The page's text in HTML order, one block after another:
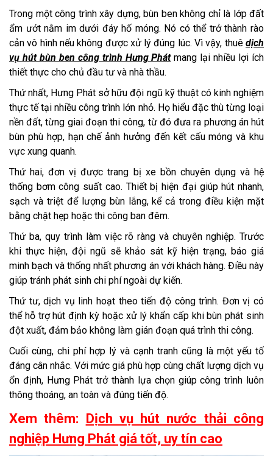
Trong một công trình xây dựng, bùn ben không chỉ là lớp đất
ẩm ướt nằm im dưới đáy hố móng. Nó có thể trở thành rào
cản vô hình nếu không được xử lý đúng lúc. Vì vậy, thuê dịch
vụ hút bùn ben công trình Hưng Phátmang lại nhiều lợi ích
thiết thực cho chủ đầu tư và nhà thầu.
Thứ nhất, Hưng Phát sở hữu đội ngũ kỹ thuật có kinh nghiệm
thực tế tại nhiều công trình lớn nhỏ. Họ hiểu đặc thù từng loại
nền đất, từng giai đoạn thi công, từ đó đưa ra phương án hút
bùn phù hợp, hạn chế ảnh hưởng đến kết cấu móng và khu
vực xung quanh.
Thứ hai, đơn vị được trang bị xe bồn chuyên dụng và hệ
thống bơm công suất cao. Thiết bị hiện đại giúp hút nhanh,
sạch và triệt để lượng bùn lắng, kể cả trong điều kiện mặt
bằng chật hẹp hoặc thi công ban đêm.
Thứ ba, quy trình làm việc rõ ràng và chuyên nghiệp. Trước
khi thực hiện, đội ngũ sẽ khảo sát kỹ hiện trạng, báo giá
minh bạch và thống nhất phương án với khách hàng. Điều này
giúp tránh phát sinh chi phí ngoài dự kiến.
Thứ tư, dịch vụ linh hoạt theo tiến độ công trình. Đơn vị có
thể hỗ trợ hút định kỳ hoặc xử lý khẩn cấp khi bùn phát sinh
đột xuất, đảm bảo không làm gián đoạn quá trình thi công.
Cuối cùng, chi phí hợp lý và cạnh tranh cũng là một yếu tố
đáng cân nhắc. Với mức giá phù hợp cùng chất lượng dịch vụ
ổn định, Hưng Phát trở thành lựa chọn giúp công trình luôn
thông thoáng, an toàn và đúng tiến độ.
Xem thêm: Dịch vụ hút nước thải công
nghiệp Hưng Phát giá tốt, uy tín cao